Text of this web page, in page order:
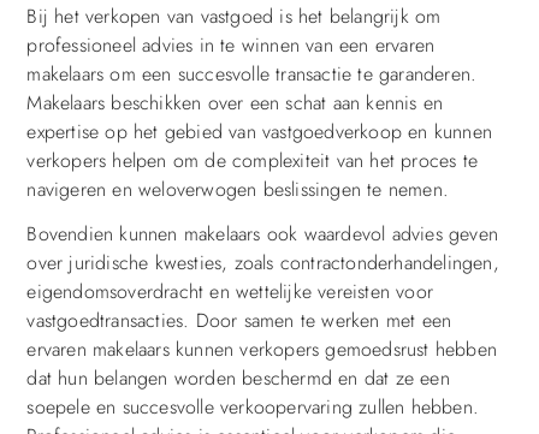
Bij het verkopen van vastgoed is het belangrijk om
professioneel advies in te winnen van een ervaren
makelaars om een succesvolle transactie te garanderen.
Makelaars beschikken over een schat aan kennis en
expertise op het gebied van vastgoedverkoop en kunnen
verkopers helpen om de complexiteit van het proces te
navigeren en weloverwogen beslissingen te nemen.
Bovendien kunnen makelaars ook waardevol advies geven
over juridische kwesties, zoals contractonderhandelingen,
eigendomsoverdracht en wettelijke vereisten voor
vastgoedtransacties. Door samen te werken met een
ervaren makelaars kunnen verkopers gemoedsrust hebben
dat hun belangen worden beschermd en dat ze een
soepele en succesvolle verkoopervaring zullen hebben.